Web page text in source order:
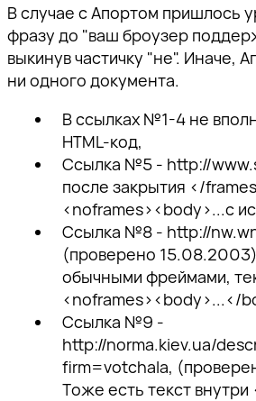
В случае с Апортом пришлось
фразу до "ваш броузер
выкинув частичку "не". Иначе,
ни одного документа.
В ссылках №1-4 не
HTML-код,
Ссылка №5 - http://
после закрытия </
<noframes><body>...с
Ссылка №8 - http://
(проверено
обычными фреймами,
<noframes><body>...</
Ссылка №9 -
http://norma.kiev.ua/
firm=votchala,
Тоже есть текст внутри